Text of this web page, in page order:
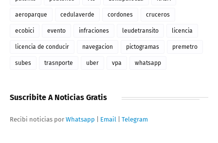
aeroparque cedulaverde cordones cruceros
ecobici evento infraciones leudetransito licencia
licencia de conducir navegacion pictogramas premetro
subes trasnporte uber vpa whatsapp
Suscribite A Noticias Gratis
Recibi noticias por Whatsapp Email Telegram